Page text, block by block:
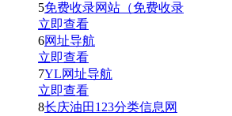
5免费收录网站（免费收录
立即查看
6网址导航
立即查看
7YL网址导航
立即查看
8长庆油田123分类信息网